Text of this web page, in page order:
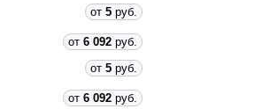
от 5 руб.
от 6 092 руб.
от 5 руб.
от 6 092 руб.